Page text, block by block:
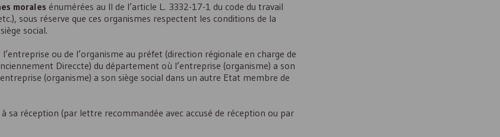
morales énumérées au II de l’article L. 3332-17-1 du code du travail
sous réserve que ces organismes respectent les conditions de la
social.
ou de l’organisme au préfet (direction régionale en charge de
Direccte) du département où l’entreprise (organisme) a son
(organisme) a son siège social dans un autre Etat membre de
réception (par lettre recommandée avec accusé de réception ou par